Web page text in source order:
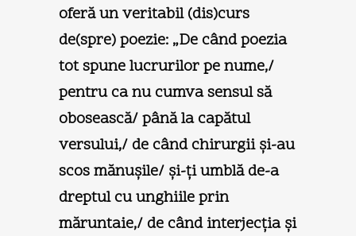
oferă un veritabil (dis)curs
de(spre) poezie: „De când poezia
tot spune lucrurilor pe nume,/
pentru ca nu cumva sensul să
obosească/ până la capătul
versului,/ de când chirurgii şi-au
scos mănuşile/ şi-ţi umblă de-a
dreptul cu unghiile prin
măruntaie,/ de când interjecţia şi